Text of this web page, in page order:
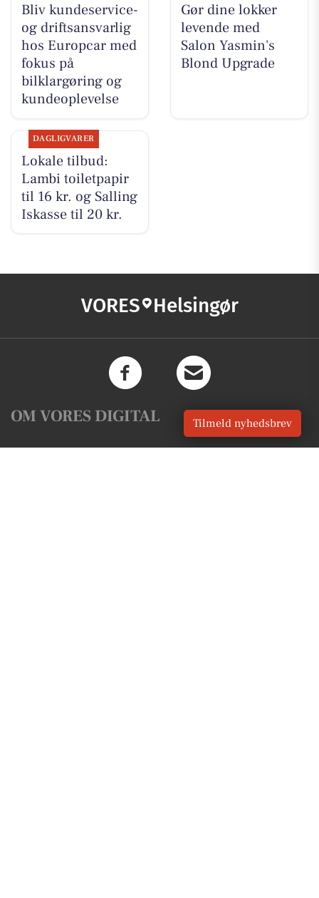
Bliv kundeservice-
og driftsansvarlig
hos Europcar med
fokus på
bilklargøring og
kundeoplevelse
Gør dine lokker
levende med
Salon Yasmin's
Blond Upgrade
DAGLIGVARER
Lokale tilbud:
Lambi toiletpapir
til 16 kr. og Salling
Iskasse til 20 kr.
VORES Helsingør
OM VORES DIGITAL Tilmeld nyhedsbrev